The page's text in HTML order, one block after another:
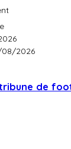
08/2026
de